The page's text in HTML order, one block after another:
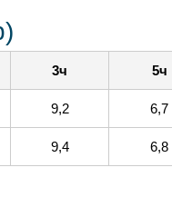
3ч 5ч
9,2 6,7
9,4 6,8